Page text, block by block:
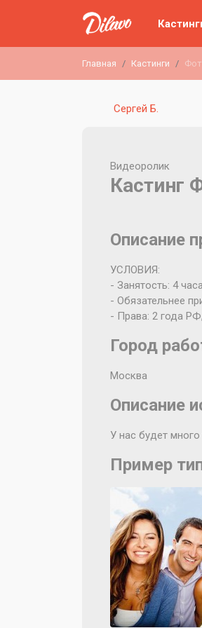
Главная Кастинги
Сергей Б.
Видеоролик
Кастинг
Описание
УСЛОВИЯ:
- Занятость: 4
- Обязательнее
- Права: 2 года
Город
Москва
Описание
У нас будет
Пример